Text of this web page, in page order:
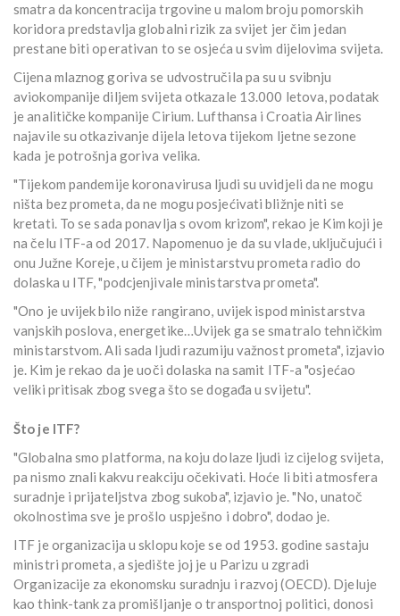
smatra da koncentracija trgovine u malom broju pomorskih
koridora predstavlja globalni rizik za svijet jer čim jedan
prestane biti operativan to se osjeća u svim dijelovima svijeta.
Cijena mlaznog goriva se udvostručila pa su u svibnju
aviokompanije diljem svijeta otkazale 13.000 letova, podatak
je analitičke kompanije Cirium. Lufthansa i Croatia Airlines
najavile su otkazivanje dijela letova tijekom ljetne sezone
kada je potrošnja goriva velika.
"Tijekom pandemije koronavirusa ljudi su uvidjeli da ne mogu
ništa bez prometa, da ne mogu posjećivati bližnje niti se
kretati. To se sada ponavlja s ovom krizom", rekao je Kim koji je
na čelu ITF-a od 2017. Napomenuo je da su vlade, uključujući i
onu Južne Koreje, u čijem je ministarstvu prometa radio do
dolaska u ITF, "podcjenjivale ministarstva prometa".
"Ono je uvijek bilo niže rangirano, uvijek ispod ministarstva
vanjskih poslova, energetike…Uvijek ga se smatralo tehničkim
ministarstvom. Ali sada ljudi razumiju važnost prometa", izjavio
je. Kim je rekao da je uoči dolaska na samit ITF-a "osjećao
veliki pritisak zbog svega što se događa u svijetu".
Što je ITF?
"Globalna smo platforma, na koju dolaze ljudi iz cijelog svijeta,
pa nismo znali kakvu reakciju očekivati. Hoće li biti atmosfera
suradnje i prijateljstva zbog sukoba", izjavio je. "No, unatoč
okolnostima sve je prošlo uspješno i dobro", dodao je.
ITF je organizacija u sklopu koje se od 1953. godine sastaju
ministri prometa, a sjedište joj je u Parizu u zgradi
Organizacije za ekonomsku suradnju i razvoj (OECD). Djeluje
kao think-tank za promišljanje o transportnoj politici, donosi